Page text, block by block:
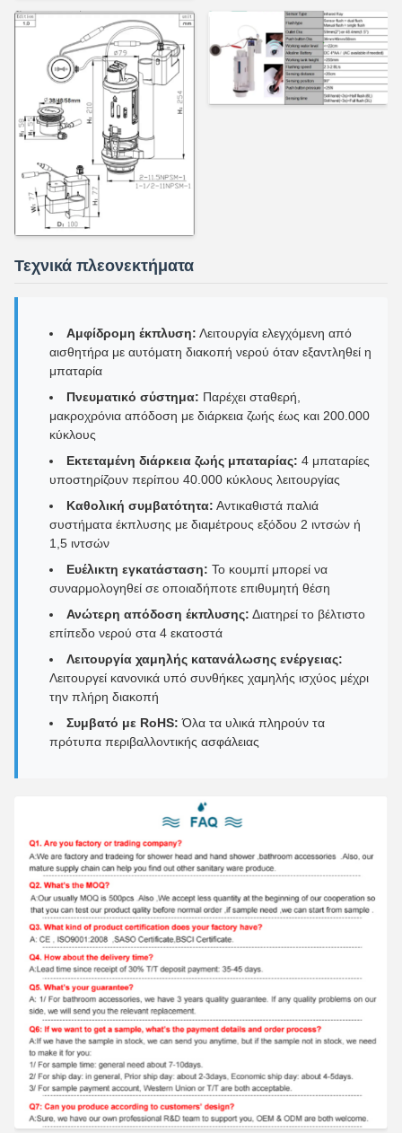
Τεχνικά πλεονεκτήματα
Αμφίδρομη έκπλυση: Λειτουργία ελεγχόμενη από
αισθητήρα με αυτόματη διακοπή νερού όταν εξαντληθεί η
μπαταρία
Πνευματικό σύστημα: Παρέχει σταθερή,
μακροχρόνια απόδοση με διάρκεια ζωής έως και 200.000
κύκλους
Εκτεταμένη διάρκεια ζωής μπαταρίας: 4 μπαταρίες
υποστηρίζουν περίπου 40.000 κύκλους λειτουργίας
Καθολική συμβατότητα: Αντικαθιστά παλιά
συστήματα έκπλυσης με διαμέτρους εξόδου 2 ιντσών ή
1,5 ιντσών
Ευέλικτη εγκατάσταση: Το κουμπί μπορεί να
συναρμολογηθεί σε οποιαδήποτε επιθυμητή θέση
Ανώτερη απόδοση έκπλυσης: Διατηρεί το βέλτιστο
επίπεδο νερού στα 4 εκατοστά
Λειτουργία χαμηλής κατανάλωσης ενέργειας:
Λειτουργεί κανονικά υπό συνθήκες χαμηλής ισχύος μέχρι
την πλήρη διακοπή
Συμβατό με RoHS: Όλα τα υλικά πληρούν τα
πρότυπα περιβαλλοντικής ασφάλειας